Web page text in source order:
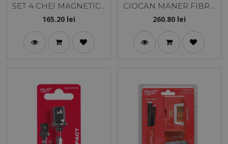
SET 4 CHEI MAGNETICE
TUBULARE
165.20 lei
CIOCAN MANER FIBRA
STICLA ABSORBTIE
260.80lei